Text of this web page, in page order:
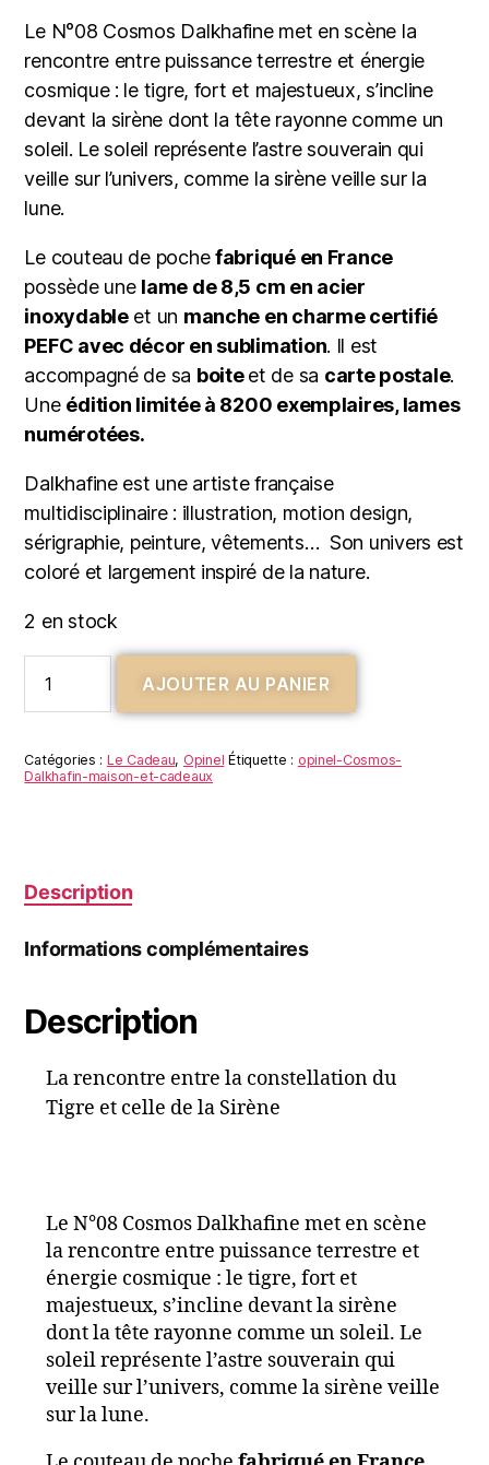
Le N°08 Cosmos Dalkhafine met en scène la
rencontre entre puissance terrestre et énergie
cosmique : le tigre, fort et majestueux, s’incline
devant la sirène dont la tête rayonne comme un
soleil. Le soleil représente l’astre souverain qui
veille sur l’univers, comme la sirène veille sur la
lune.
Le couteau de pochefabriqué en France
possède une lame de 8,5 cm en acier
inoxydableet un manche en charme certifié
PEFC avec décor en sublimation. Il est
accompagné de sa boiteet de sa carte postale.
Une édition limitée à 8200 exemplaires, lames
numérotées.
Dalkhafine est une artiste française
multidisciplinaire : illustration, motion design,
sérigraphie, peinture, vêtements… Son univers est
coloré et largement inspiré de la nature.
2 en stock
AJOUTER AU PANIER
Catégories : Le Cadeau, Opinel Étiquette : opinel-Cosmos-
Dalkhafin-maison-et-cadeaux
Description
Informations complémentaires
Description
La rencontre entre la constellation du
Tigre et celle de la Sirène
Le N°08 Cosmos Dalkhafine met en scène
la rencontre entre puissance terrestre et
énergie cosmique : le tigre, fort et
majestueux, s’incline devant la sirène
dont la tête rayonne comme un soleil. Le
soleil représente l’astre souverain qui
veille sur l’univers, comme la sirène veille
sur la lune.